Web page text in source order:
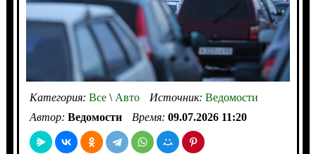
Категория: Все\Авто Источник: Ведомости
Автор: Ведомости Время: 09.07.2026 11:20